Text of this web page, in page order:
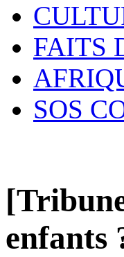
FAITS
SOS
enfants